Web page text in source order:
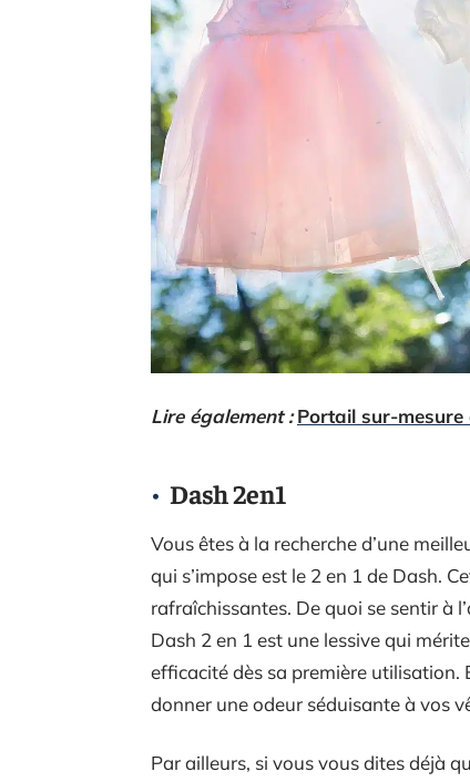
Lire également : Portail sur-mesure
Dash 2en1
Vous êtes à la recherche d’une
qui s’impose est le 2 en 1 de Dash.
rafraîchissantes. De quoi se sentir à
Dash 2 en 1 est une lessive qui
efficacité dès sa première
donner une odeur séduisante à vos
Par ailleurs, si vous vous dites déjà